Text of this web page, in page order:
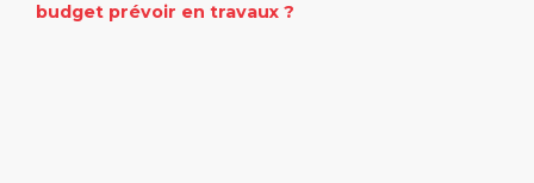
budget prévoir en travaux ?